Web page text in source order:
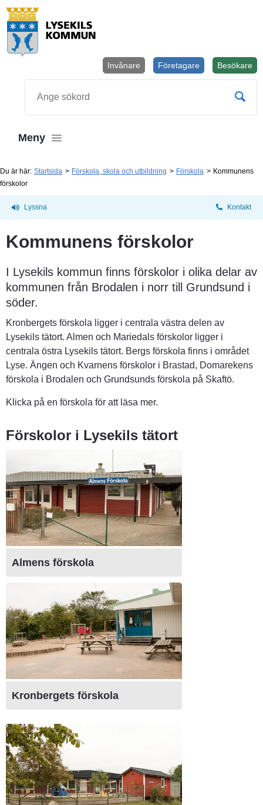
Besökare
Företagare
Invånare
Meny
Du är här: Startsida Förskola, skola och utbildning Förskola
Kommunens
förskolor
Lyssna Kontakt
Kommunens förskolor
I Lysekils kommun finns förskolor i olika delar av
kommunen från Brodalen i norr till Grundsund i
söder.
Kronbergets förskola ligger i centrala västra delen av
Lysekils tätort. Almen och Mariedals förskolor ligger i
centrala östra Lysekils tätort. Bergs förskola finns i området
Lyse. Ängen och Kvarnens förskolor i Brastad, Domarekens
förskola i Brodalen och Grundsunds förskola på Skaftö.
Klicka på en förskola för att läsa mer.
Förskolor i Lysekils tätort
Almens förskola
Kronbergets förskola